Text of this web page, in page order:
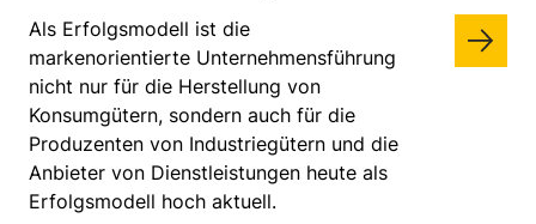
Als Erfolgsmodell ist die
markenorientierte Unternehmensführung
nicht nur für die Herstellung von
Konsumgütern, sondern auch für die
Produzenten von Industriegütern und die
Anbieter von Dienstleistungen heute als
Erfolgsmodell hoch aktuell.